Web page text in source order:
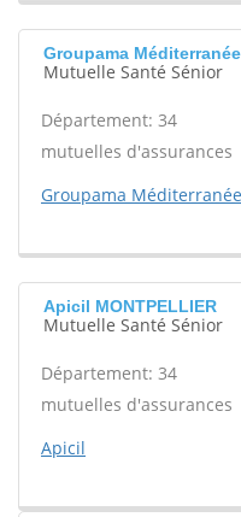
Groupama
Mutuelle Santé Sénior
Département: 34
mutuelles d'assurances
Groupama Méditerranée
Apicil MONTPELLIER
Mutuelle Santé Sénior
Département: 34
mutuelles d'assurances
Apicil